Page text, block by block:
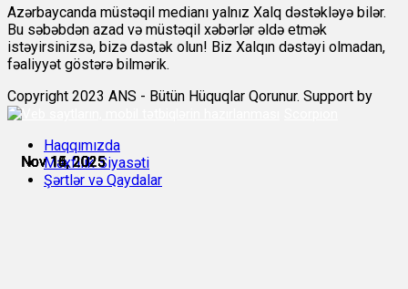
Nov 14, 2025
Nov 15, 2025
Nov 15, 2025
Nov 15, 2025
Nov 16, 2025
Nov 16, 2025
Azərbaycanda müstəqil medianı yalnız Xalq dəstəkləyə bilər.
Bu səbəbdən azad və müstəqil xəbərlər əldə etmək
istəyirsinizsə, bizə dəstək olun! Biz Xalqın dəstəyi olmadan,
fəaliyyət göstərə bilmərik.
Copyright 2023 ANS - Bütün Hüquqlar Qorunur. Support by
Haqqımızda
Məxfilik Siyasəti
Şərtlər və Qaydalar